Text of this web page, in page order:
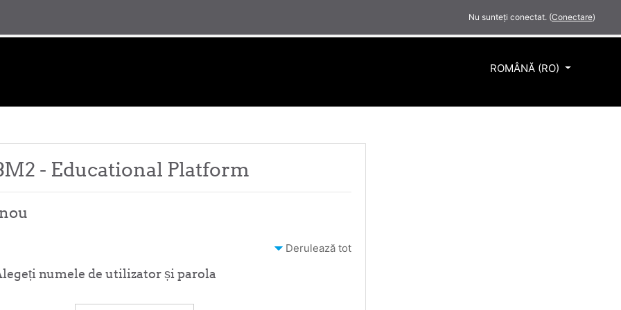
Nu sunteți conectat. (Conectare)
ROMÂNĂ ‎(RO)‎
- Educational Platform
Derulează tot
numele de utilizator și parola